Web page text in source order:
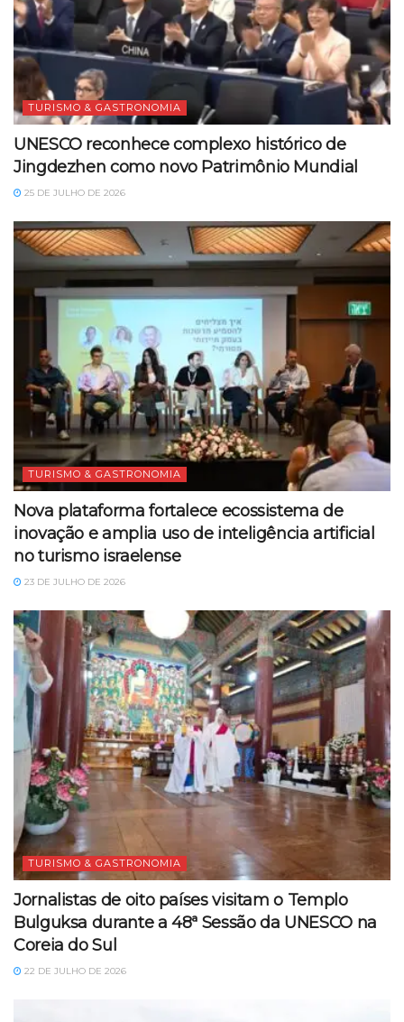
TURISMO & GASTRONOMIA
UNESCO reconhece complexo histórico de
Jingdezhen como novo Patrimônio Mundial
25 DE JULHO DE 2026
TURISMO & GASTRONOMIA
Nova plataforma fortalece ecossistema de
inovação e amplia uso de inteligência artificial
no turismo israelense
23 DE JULHO DE 2026
TURISMO & GASTRONOMIA
Jornalistas de oito países visitam o Templo
Bulguksa durante a 48ª Sessão da UNESCO na
Coreia do Sul
22 DE JULHO DE 2026